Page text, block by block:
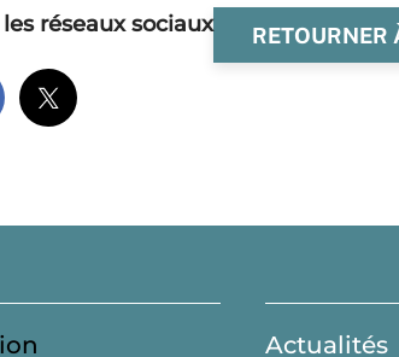
RETOURNER
réseaux sociaux
Actualités